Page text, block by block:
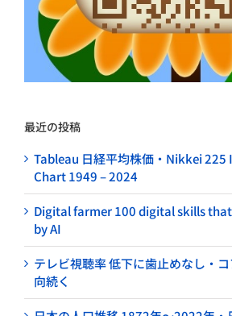
最近の投稿
Tableau 日経平均株価・Nikkei
Chart 1949 – 2024
Digital farmer 100 digital skills
by AI
テレビ視聴率 低下に歯止めなし・
向続く